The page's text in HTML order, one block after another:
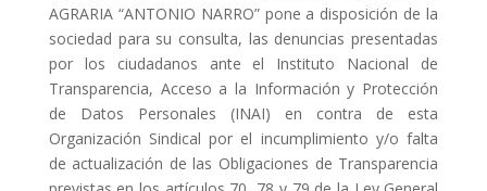
AGRARIA “ANTONIO NARRO” pone a disposición de la
sociedad para su consulta, las denuncias presentadas
por los ciudadanos ante el Instituto Nacional de
Transparencia, Acceso a la Información y Protección
de Datos Personales (INAI) en contra de esta
Organización Sindical por el incumplimiento y/o falta
de actualización de las Obligaciones de Transparencia